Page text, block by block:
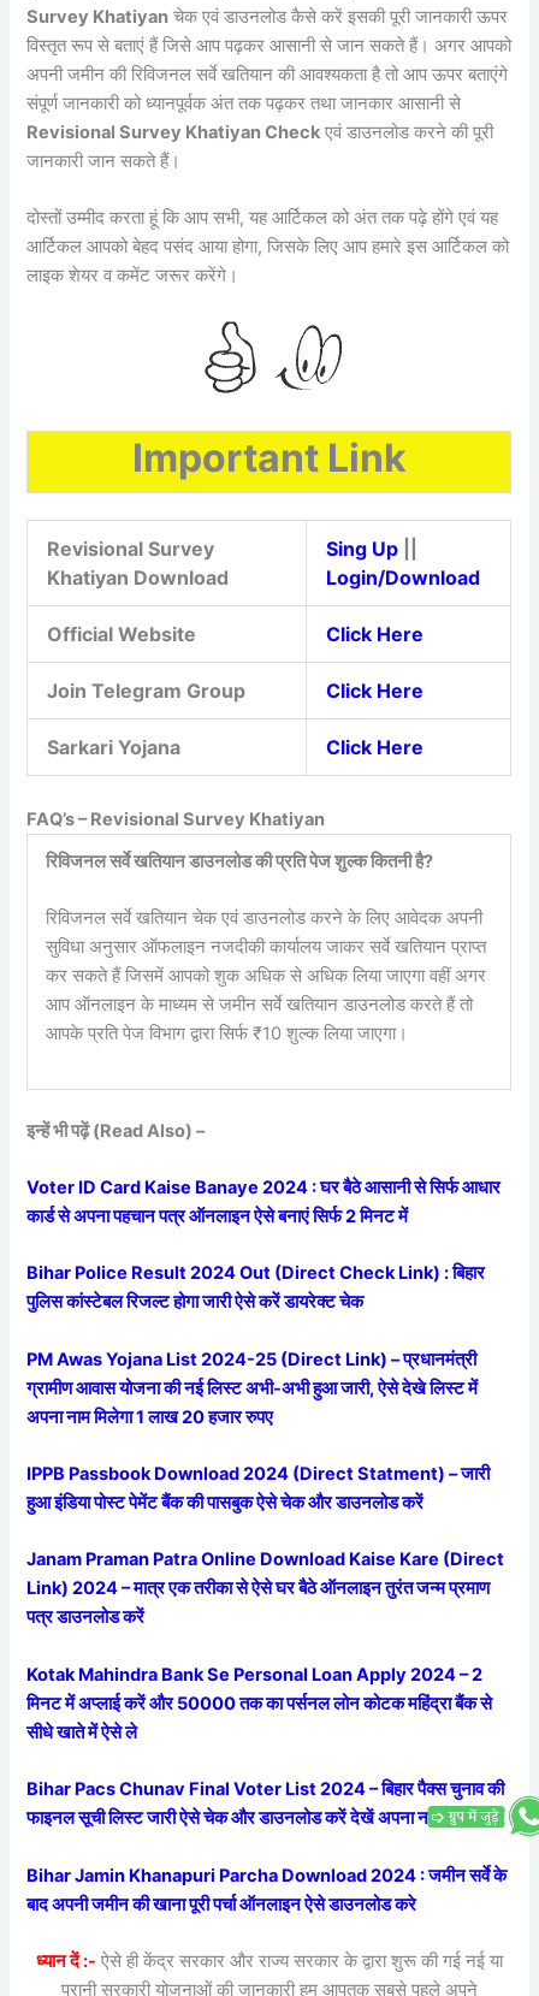
Survey Khatiyan चेक एवं डाउनलोड कैसे करें इसकी पूरी जानकारी ऊपर
विस्तृत रूप से बताएं हैं जिसे आप पढ़कर आसानी से जान सकते हैं। अगर आपको
अपनी जमीन की रिविजनल सर्वे खतियान की आवश्यकता है तो आप ऊपर बताएंगे
संपूर्ण जानकारी को ध्यानपूर्वक अंत तक पढ़कर तथा जानकार आसानी से
Revisional Survey Khatiyan Check एवं डाउनलोड करने की पूरी
जानकारी जान सकते हैं।
दोस्तों उम्मीद करता हूं कि आप सभी, यह आर्टिकल को अंत तक पढ़े होंगे एवं यह
आर्टिकल आपको बेहद पसंद आया होगा, जिसके लिए आप हमारे इस आर्टिकल को
लाइक शेयर व कमेंट जरूर करेंगे।
Important Link
Revisional Survey
Khatiyan Download
Sing Up
Login/Download
Official Website Click Here
Join Telegram Group Click Here
Sarkari Yojana Click Here
FAQ’s – Revisional Survey Khatiyan
रिविजनल सर्वे खतियान डाउनलोड की प्रति पेज शुल्क कितनी है?
रिविजनल सर्वे खतियान चेक एवं डाउनलोड करने के लिए आवेदक अपनी
सुविधा अनुसार ऑफलाइन नजदीकी कार्यालय जाकर सर्वे खतियान प्राप्त
कर सकते हैं जिसमें आपको शुक अधिक से अधिक लिया जाएगा वहीं अगर
आप ऑनलाइन के माध्यम से जमीन सर्वे खतियान डाउनलोड करते हैं तो
आपके प्रति पेज विभाग द्वारा सिर्फ ₹10 शुल्क लिया जाएगा।
इन्हें भी पढ़ें (Read Also) –
Voter ID Card Kaise Banaye 2024 : घर बैठे आसानी से सिर्फ आधार
कार्ड से अपना पहचान पत्र ऑनलाइन ऐसे बनाएं सिर्फ 2 मिनट में
Bihar Police Result 2024 Out (Direct Check Link) : बिहार
पुलिस कांस्टेबल रिजल्ट होगा जारी ऐसे करें डायरेक्ट चेक
PM Awas Yojana List 2024-25 (Direct Link) – प्रधानमंत्री
ग्रामीण आवास योजना की नई लिस्ट अभी-अभी हुआ जारी, ऐसे देखे लिस्ट में
अपना नाम मिलेगा 1 लाख 20 हजार रुपए
IPPB Passbook Download 2024 (Direct Statment) – जारी
हुआ इंडिया पोस्ट पेमेंट बैंक की पासबुक ऐसे चेक और डाउनलोड करें
Janam Praman Patra Online Download Kaise Kare (Direct
Link) 2024 – मात्र एक तरीका से ऐसे घर बैठे ऑनलाइन तुरंत जन्म प्रमाण
पत्र डाउनलोड करें
Kotak Mahindra Bank Se Personal Loan Apply 2024 – 2
मिनट में अप्लाई करें और 50000 तक का पर्सनल लोन कोटक महिंद्रा बैंक से
सीधे खाते में ऐसे ले
Bihar Pacs Chunav Final Voter List 2024 – बिहार पैक्स चुनाव की
फाइनल सूची लिस्ट जारी ऐसे चेक और डाउनलोड करें देखें अपना नाम
Bihar Jamin Khanapuri Parcha Download 2024 : जमीन सर्वे के
बाद अपनी जमीन की खाना पूरी पर्चा ऑनलाइन ऐसे डाउनलोड करे
ध्यान दें :- ऐसे ही केंद्र सरकार और राज्य सरकार के द्वारा शुरू की गई नई या
पुरानी सरकारी योजनाओं की जानकारी हम आपतक सबसे पहले अपने